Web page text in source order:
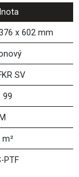
x 602 mm
SV
99
M
m²
PTF